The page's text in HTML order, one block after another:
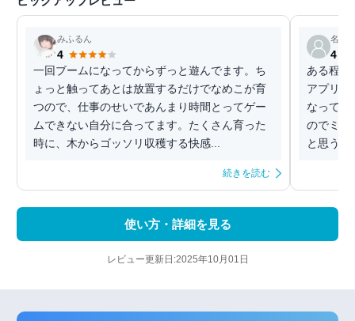
みふるん
4
一回ブームになってからずっと遊んでます。ち
ょっと触ってあとは放置するだけでなめこが育
つので、仕事のせいであんまり時間とってゲー
ムできない自分に合ってます。たくさん育った
時に、木からゴッソリ収穫する快感...
続きを読む
名も
4
ある程度
アプリを
なってい
のでミッ
と思う。
使い方・詳細を見る
レビュー更新日:2025年10月01日